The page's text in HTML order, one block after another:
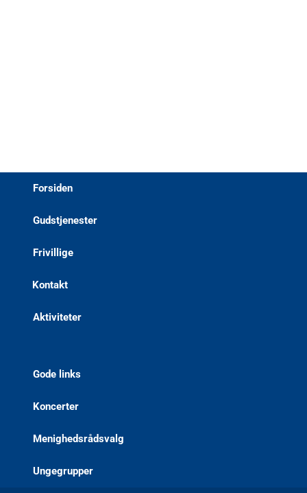
Forsiden
Gudstjenester
Frivillige
Kontakt
Aktiviteter
Gode links
Koncerter
Menighedsrådsvalg
Ungegrupper